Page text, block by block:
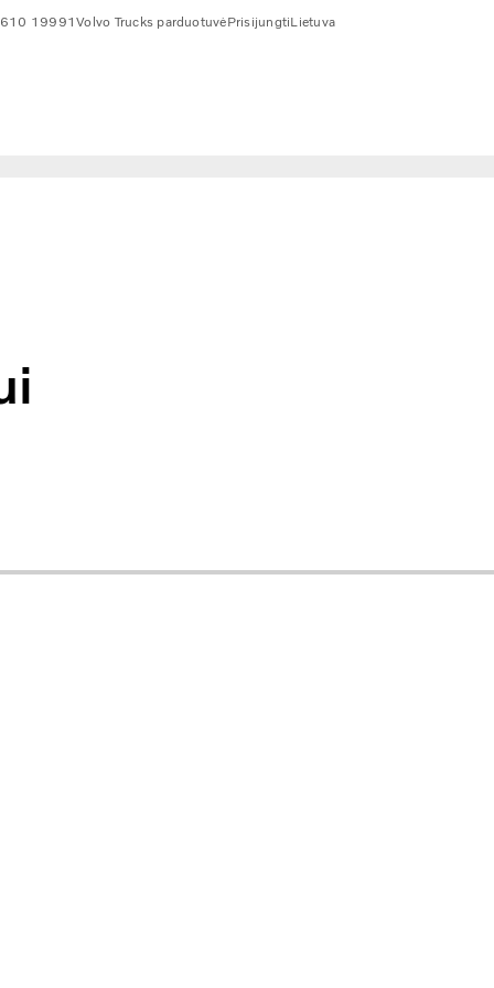
19991Volvo Trucks parduotuvėPrisijungtiLietuva